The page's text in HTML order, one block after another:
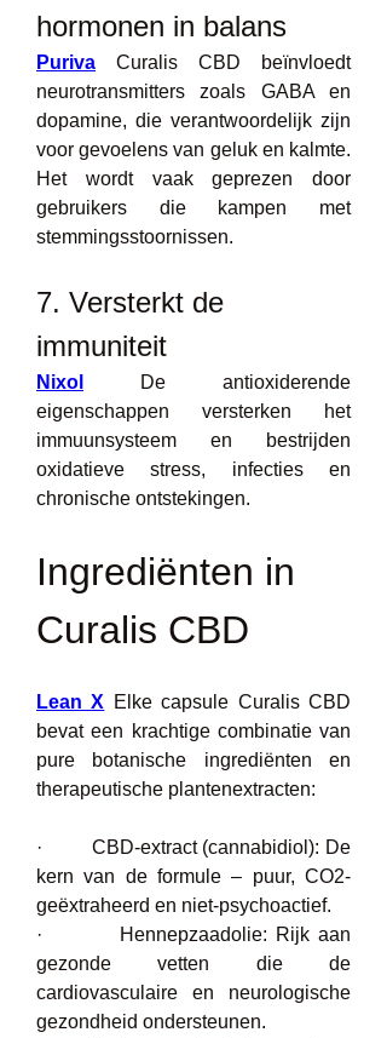
hormonen in balans
Puriva Curalis CBD beïnvloedt
neurotransmitters zoals GABA en
dopamine, die verantwoordelijk zijn
voor gevoelens van geluk en kalmte.
Het wordt vaak geprezen door
gebruikers die kampen met
stemmingsstoornissen.
7. Versterkt de
immuniteit
Nixol
De antioxiderende
eigenschappen versterken het
immuunsysteem en bestrijden
oxidatieve stress, infecties en
chronische ontstekingen.
Ingrediënten in
Curalis CBD
Lean X Elke capsule Curalis CBD
bevat een krachtige combinatie van
pure botanische ingrediënten en
therapeutische plantenextracten:
·         CBD-extract (cannabidiol): De
kern van de formule – puur, CO2-
geëxtraheerd en niet-psychoactief.
·         Hennepzaadolie: Rijk aan
gezonde vetten die de
cardiovasculaire en neurologische
gezondheid ondersteunen.